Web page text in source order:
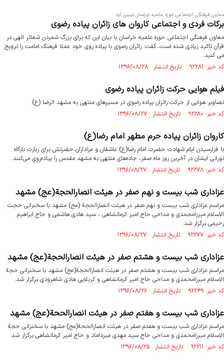
معاون فرهنگی اجتماعی حوزه علمیه خراسان تبیین کرد:
برکات فردی و اجتماعی کاروان های زائران پیاده رضوی
معاون فرهنگی اجتماعی حوزه علمیه خراسان با بیان این که برای بزرگ شمردن شعائر الهی در
قرآن تاکید زیادی شده است، گفت: زائران رضوی با پیاده روی خود عملا فرهنگ امامت را ترویج
می کنید.
کد خبر: ۹۲۲۸۱ تاریخ انتشار : ۱۳۹۶/۰۸/۲۸
فیلم هوایی حرکت زائران پیاده رضوی
تصاویر هوایی از حرکت زائران پیاده رضوی در مسیرهای منتهی به مشهد الرضا (ع)
کد خبر: ۹۲۲۸۰ تاریخ انتشار : ۱۳۹۶/۰۸/۲۷
کاروان زائران پیاده حرم مطهر امام رضا(ع)
با فرارسیدن ایام شهادت حضرت امام رضا(ع) عاشقان و عزاداران حضرتش برای زیارت بارگاه
نورانی ایشان در آخرین روز ماه صفر، جاده‌های منتهی به مشهد مقدس را پیاده‌روی می‌کنند.
کد خبر: ۹۲۲۷۸ تاریخ انتشار : ۱۳۹۶/۰۸/۲۷
عزاداری شب بیست و نهم صفر در هیئت انصارالحجة(عج) مشهد
مراسم عزاداری شب بیست و نهم صفر در هیئت انصارالحجة (عج) مشهد با سخنرانی حجت
الاسلام میرزامحمدی و مداحی حاج امیر کرمانشاهی ، سید هادی هاشمی و حاج ابراهیم
رحیمی برگزار شد.
کد خبر: ۹۲۲۷۷ تاریخ انتشار : ۱۳۹۶/۰۸/۲۷
عزاداری شب بیست و هشتم صفر در هیئت انصارالحجة(عج) مشهد
مراسم عزاداری شب بیست و هشتم صفر در هیئت انصارالحجة(عج) مشهد با سخنرانی حجة
الاسلام ميرزامحمدى و مداحی حاج امیر کرمانشاهی و کربلایی هادی شاهرودی برگزار شد.
کد خبر: ۹۲۲۴۹ تاریخ انتشار : ۱۳۹۶/۰۸/۲۶
عزاداری شب بیست و هفتم صفر در هیئت انصارالححة(عج) مشهد
مراسم عزاداری شب بیست و هفتم صفر در هیئت انصارالححة(عج) مشهد با سخنرانی حجة
الاسلام ميرزامحمدى و مداحی حاج سيد مهدى ميرداماد و حاج امیر کرمانشاهى برگزار شد.
کد خبر: ۹۲۲۱۱ تاریخ انتشار : ۱۳۹۶/۰۸/۲۵